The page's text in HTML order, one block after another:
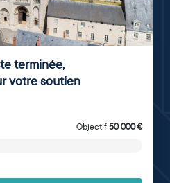
terminée,
votre soutien
Objectif 50 000€